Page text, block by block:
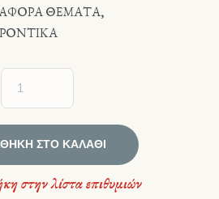
ΘΕΜΑΤΑ,
ΣΤΟ ΚΑΛΆΘΙ
στην λίστα επιθυμιών